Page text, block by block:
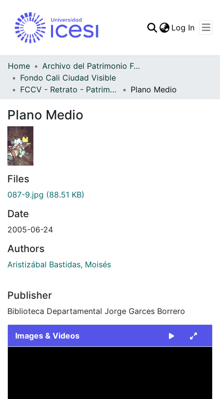
Log In
Home
Archivo del Patrimonio Fotográfico y Fílmico del Valle del Cauca
Fondo Cali Ciudad Visible
FCCV - Retrato - Patrimonial
Plano Medio
Plano Medio
Files
087-9.jpg (88.51 KB)
Date
2005-06-24
Authors
Aristizábal Bastidas, Moisés
Publisher
Biblioteca Departamental Jorge Garces Borrero
Images & Videos